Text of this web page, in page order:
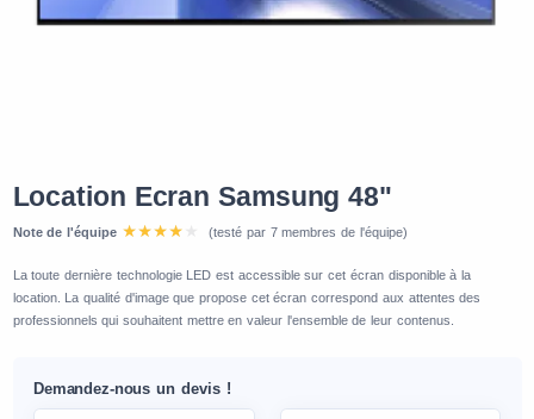
Location Ecran Samsung 48"
Note de l'équipe (testé par 7 membres de l'équipe)
La toute dernière technologie LED est accessible sur cet écran disponible à la
location. La qualité d'image que propose cet écran correspond aux attentes des
professionnels qui souhaitent mettre en valeur l'ensemble de leur contenus.
Demandez-nous un devis !